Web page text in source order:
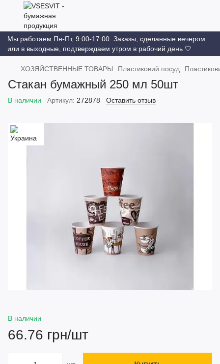
Мы работаем Пн-Пт, 9:00-17:00. Заказы, сделанные вечером
или в выходные, подтверждаем утром в рабочий день 🤍
ХОЗЯЙСТВЕННЫЕ ТОВАРЫ Пластиковий посуд
Стакан бумажный 250 мл 50шт
В наличии Артикул: 272878 Оставить отзыв
В наличии
66.76 грн/шт